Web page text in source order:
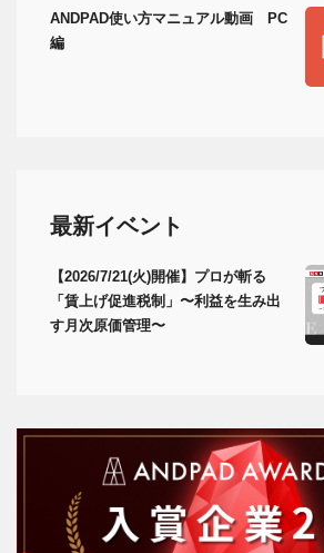
ANDPAD使い方マニュアル動画 PC
編
最新イベント
【2026/7/21(火)開催】プロが斬る
「賃上げ促進税制」〜利益を生み出
す月次原価管理〜